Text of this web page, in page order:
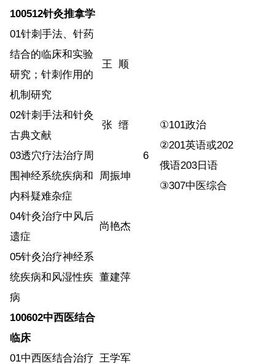
100512针灸推拿学
6
①101政治
②201英语或202
俄语203日语
③307中医综合
01针刺手法、针药
结合的临床和实验
研究；针刺作用的
机制研究
王 顺
02针刺手法和针灸
古典文献
张 缙
03透穴疗法治疗周
围神经系统疾病和
内科疑难杂症
周振坤
04针灸治疗中风后
遗症
尚艳杰
05针灸治疗神经系
统疾病和风湿性疾
病
董建萍
100602中西医结合
临床
01中西医结合治疗 王学军